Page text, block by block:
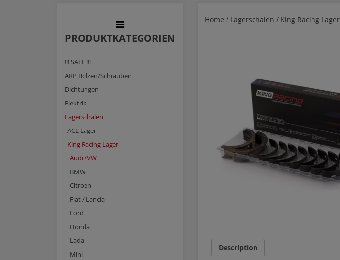
PRODUKTKATEGORIEN
!!! SALE !!!
ARP Bolzen/Schrauben
Dichtungen
Elektrik
Lagerschalen
ACL Lager
King Racing Lager
Audi /VW
BMW
Citroen
Fiat / Lancia
Ford
Honda
Lada
Mini
Home / Lagerschalen / King Racing Lager
Description